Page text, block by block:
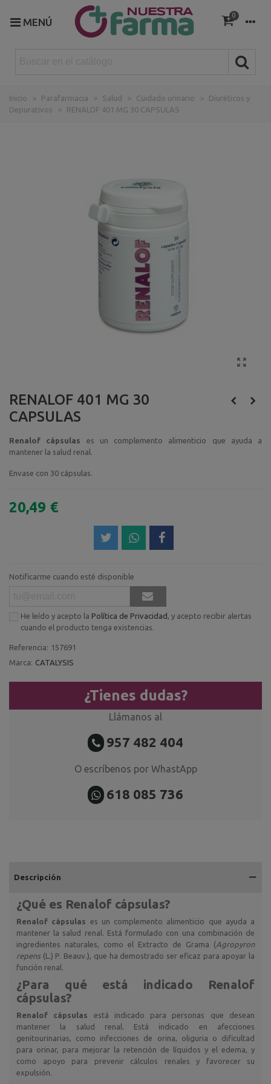
MENÚ
0
Inicio > Parafarmacia > Salud > Cuidado urinario >
Diuréticos y
Depurativos
> RENALOF 401 MG 30 CAPSULAS
RENALOF 401 MG 30
CAPSULAS
Renalof cápsulas es un complemento alimenticio que ayuda a
mantener la salud renal.
Envase con 30 cápsulas.
20,49 €
Notificarme cuando esté disponible
He leído y acepto la Política de Privacidad , y acepto recibir alertas
cuando el producto tenga existencias.
Referencia: 157691
Marca: CATALYSIS
¿Tienes dudas?
Llámanos al
957 482 404
O escríbenos por WhastApp
618 085 736
Descripción
¿Qué es Renalof cápsulas?
Renalof cápsulas es un complemento alimenticio que ayuda a
mantener la salud renal. Está formulado con una combinación de
ingredientes naturales, como el Extracto de Grama (Agropyron
repens (L.) P. Beauv.), que ha demostrado ser eficaz para apoyar la
función renal.
¿Para qué está indicado Renalof
cápsulas?
Renalof cápsulas está indicado para personas que desean
mantener la salud renal. Está indicado en afecciones
genitourinarias, como infecciones de orina, oliguria o dificultad
para orinar, para mejorar la retención de líquidos y el edema, y
como apoyo para prevenir cálculos renales y favorecer su
expulsión.